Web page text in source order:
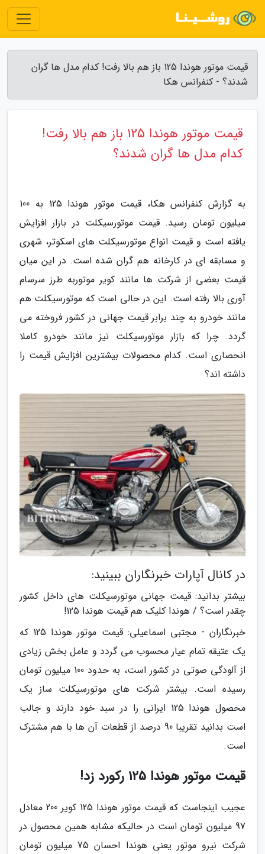
قیمت موتور هوندا 125 باز هم بالا رفت! کدام مدل ها گران
شدند؟ - کنفرانس هکا
قیمت موتور هوندا 125 باز هم بالا رفت!
کدام مدل ها گران شدند؟
به گزارش کنفرانس هکا، قیمت موتور هوندا 125 به 100
میلیون تومان رسید. قیمت موتورسیکلت در بازار افزایش
یافته است و قیمت انواع موتورسیکلت های اسکوتر، شهری
و مسابقه ای در کارخانه هم گران شده است. در این میان
قیمت بعضی از شرکت ها مانند کویر موتوربه طرز سرسام
آوری بالا رفته است. این در حالی است که موتورسیکلت هم
مانند خودرو به چند برابر قیمت جهانی در کشور فروخته می
گردد. چرا که بازار موتورسیکلت نیز مانند خودرو کاملا
انحصاری است. کدام محصولات بیشترین افزایش قیمت را
داشته اند؟
در کانال آپارات خبرنگاران ببینید:
بیشتر بدانید: قیمت جهانی موتورسیکلت های داخل کشور
چقدر است؟ / هوندا کلیک هم قیمت هوندا 125!
خبرنگاران - مجتبی اسماعیلی: قیمت موتور هوندا 125 که
یک عتیقه تمام عیار محسوب می گردد و عامل بخش زیادی
از آلودگی صوتی در کشور است، به حدود 100 میلیون تومان
رسیده است. بیشتر شرکت های موتورسیکلت ساز یک
محصول هوندا 125 ایرانی را در سبد خود دارند و جالب
است بدانید تقریبا 90 درصد از قطعات آن ها با هم مشترک
است.
قیمت موتور هوندا 125 رکورد زد!
عجیب اینجاست که قیمت موتور هوندا 125 کویر 200 معادل
97 میلیون تومان است در حالیکه مشابه همین محصول در
شرکت نیرو موتور یعنی هوندا احسان 75 میلیون تومان